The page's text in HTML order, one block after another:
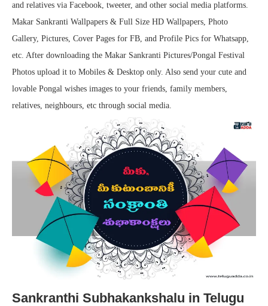
and relatives via Facebook, tweeter, and other social media platforms.
Makar Sankranti Wallpapers & Full Size HD Wallpapers, Photo
Gallery, Pictures, Cover Pages for FB, and Profile Pics for Whatsapp,
etc. After downloading the Makar Sankranti Pictures/Pongal Festival
Photos upload it to Mobiles & Desktop only. Also send your cute and
lovable Pongal wishes images to your friends, family members,
relatives, neighbours, etc through social media.
Sankranthi Subhakankshalu in Telugu